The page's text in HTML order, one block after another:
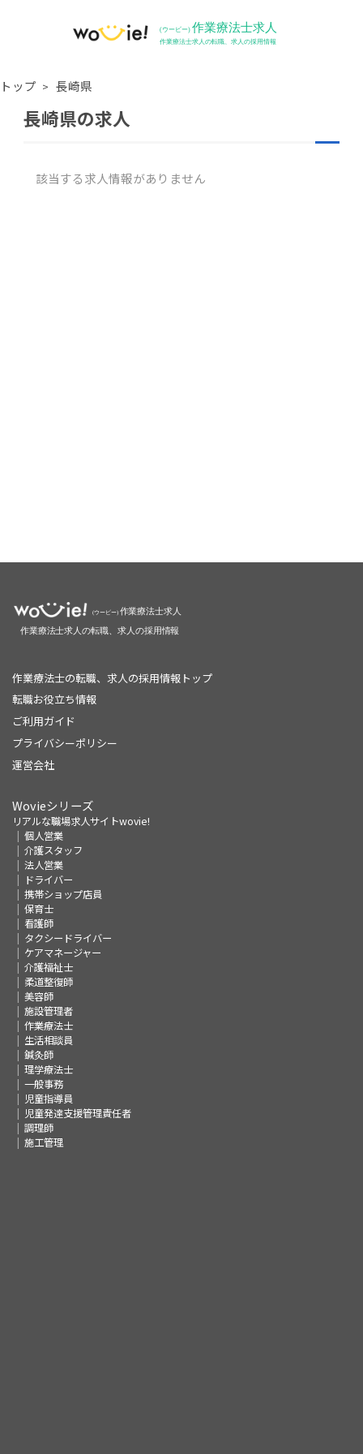
トップ 長崎県
長崎県の求人
該当する求人情報がありません
作業療法士の転職、求人の採用情報トップ
転職お役立ち情報
ご利用ガイド
プライバシーポリシー
運営会社
Wovieシリーズ
リアルな職場求人サイトwovie!
個人営業
介護スタッフ
法人営業
ドライバー
携帯ショップ店員
保育士
看護師
タクシードライバー
ケアマネージャー
介護福祉士
柔道整復師
美容師
施設管理者
作業療法士
生活相談員
鍼灸師
理学療法士
一般事務
児童指導員
児童発達支援管理責任者
調理師
施工管理